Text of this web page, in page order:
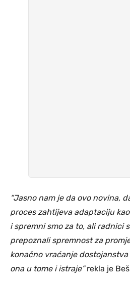
“Jasno nam je da ovo novina,
proces zahtijeva adaptaciju
i spremni smo za to, ali radnici
prepoznali spremnost za
konačno vraćanje
ona u tome i istraje”rekla je